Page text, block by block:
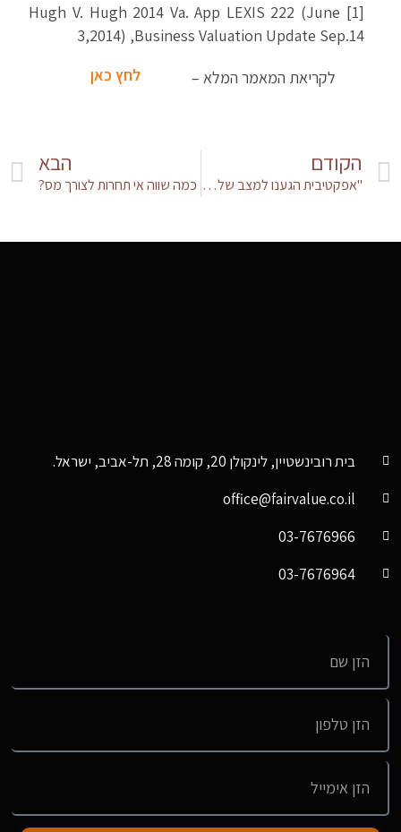
[1] Hugh V. Hugh 2014 Va. App LEXIS 222 (June
3,2014) ,Business Valuation Update Sep.14
לקריאת המאמר המלא – לחץ כאן
הקודם
"אפקטיבית הגענו למצב של הלאמת חברות הביטוח דה-פקטו"
הבא
כמה שווה אי תחרות לצורך מס?
בית רובינשטיין, לינקולן 20, קומה 28, תל-אביב, ישראל.
office@fairvalue.co.il
03-7676966
03-7676964